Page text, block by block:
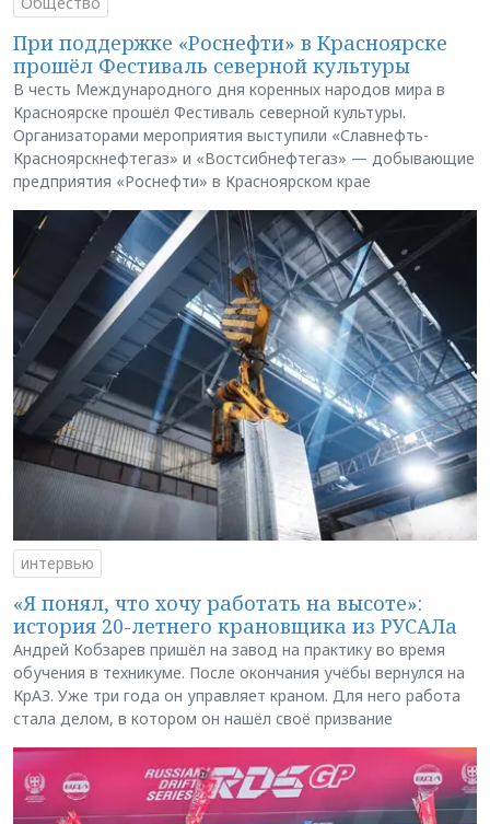
При поддержке «Роснефти» в Красноярске
прошёл Фестиваль северной культуры
В честь Международного дня коренных народов мира в
Красноярске прошёл Фестиваль северной культуры.
Организаторами мероприятия выступили «Славнефть-
Красноярскнефтегаз» и «Востсибнефтегаз» — добывающие
предприятия «Роснефти» в Красноярском крае
интервью
«Я понял, что хочу работать на высоте»:
история 20-летнего крановщика из РУСАЛа
Андрей Кобзарев пришёл на завод на практику во время
обучения в техникуме. После окончания учёбы вернулся на
КрАЗ. Уже три года он управляет краном. Для него работа
стала делом, в котором он нашёл своё призвание